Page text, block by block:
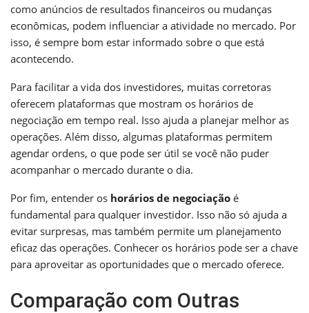
como anúncios de resultados financeiros ou mudanças
econômicas, podem influenciar a atividade no mercado. Por
isso, é sempre bom estar informado sobre o que está
acontecendo.
Para facilitar a vida dos investidores, muitas corretoras
oferecem plataformas que mostram os horários de
negociação em tempo real. Isso ajuda a planejar melhor as
operações. Além disso, algumas plataformas permitem
agendar ordens, o que pode ser útil se você não puder
acompanhar o mercado durante o dia.
Por fim, entender os horários de negociação é
fundamental para qualquer investidor. Isso não só ajuda a
evitar surpresas, mas também permite um planejamento
eficaz das operações. Conhecer os horários pode ser a chave
para aproveitar as oportunidades que o mercado oferece.
Comparação com Outras